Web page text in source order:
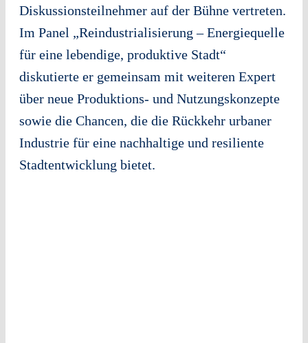
Diskussionsteilnehmer auf der Bühne vertreten.
Im Panel „Reindustrialisierung – Energiequelle
für eine lebendige, produktive Stadt“
diskutierte er gemeinsam mit weiteren Expert
über neue Produktions- und Nutzungskonzepte
sowie die Chancen, die die Rückkehr urbaner
Industrie für eine nachhaltige und resiliente
Stadtentwicklung bietet.